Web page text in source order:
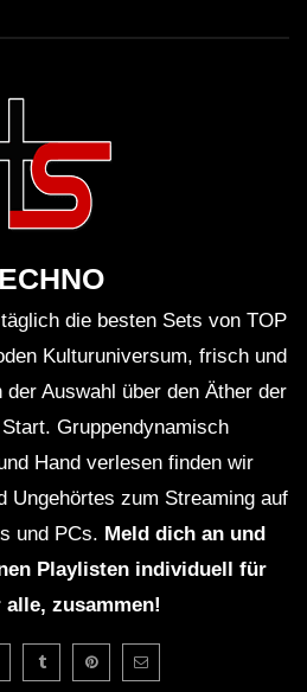
– Die Immer Lacht (Remix)
I HARDTEKK ☠
– LIVESTREAM | FLASH
Battlezone Zwickau
[HARDTEKK LIVE]
UNDERGROUND
BEATS | S. M. | SET |
– Die immer lacht
die besten Sets von TOP
Kulturuniversum, frisch und
Auswahl über den Äther der
Gruppendynamisch
Hand verlesen finden wir
Ungehörtes zum Streaming auf
und PCs. Meld dich an und
Playlisten individuell für
zusammen!